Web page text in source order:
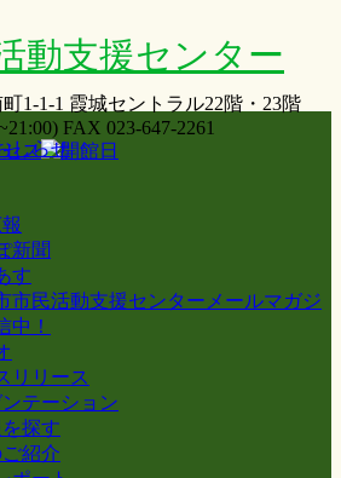
動支援センター
1-1-1 霞城セントラル22階・23階
FAX 023-647-2261
しらせ
新聞
す
市民活動支援センターメールマガジ
中！
リリース
テーション
探す
紹介